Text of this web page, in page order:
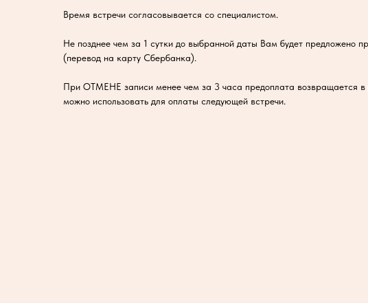
Время встречи согласовывается со специалистом.
Не позднее чем за 1 сутки до выбранной даты Вам будет предложено
(перевод на карту Сбербанка).
При ОТМЕНЕ записи менее чем за 3 часа предоплата возвращается
можно использовать для оплаты следующей встречи.